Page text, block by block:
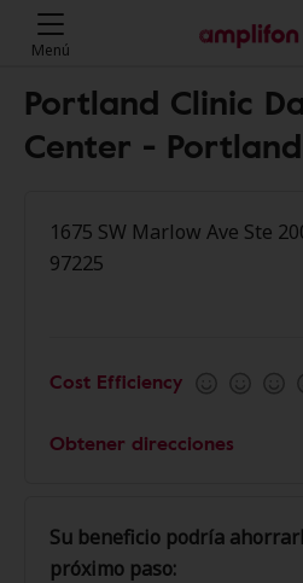
Menú
Portland Clinic
Center - Portland
1675 SW Marlow Ave Ste
97225
Cost Efficiency
Obtener direcciones
Su beneficio podría
próximo paso: